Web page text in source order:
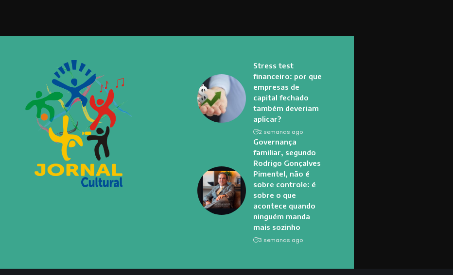
Stress test
financeiro: por que
empresas de
capital fechado
também deveriam
aplicar?
2 semanas ago
Governança
familiar, segundo
Rodrigo Gonçalves
Pimentel, não é
sobre controle: é
sobre o que
acontece quando
ninguém manda
mais sozinho
3 semanas ago